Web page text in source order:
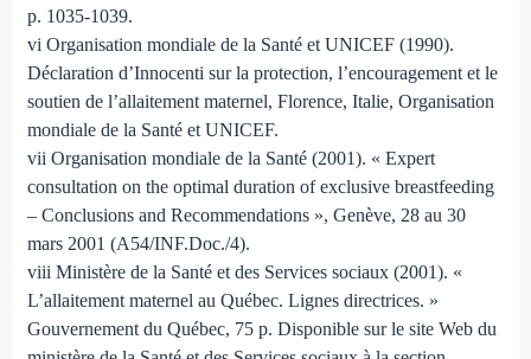
p. 1035-1039.
vi Organisation mondiale de la Santé et UNICEF (1990).
Déclaration d’Innocenti sur la protection, l’encouragement et le
soutien de l’allaitement maternel, Florence, Italie, Organisation
mondiale de la Santé et UNICEF.
vii Organisation mondiale de la Santé (2001). « Expert
consultation on the optimal duration of exclusive breastfeeding
– Conclusions and Recommendations », Genève, 28 au 30
mars 2001 (A54/INF.Doc./4).
viii Ministère de la Santé et des Services sociaux (2001). «
L’allaitement maternel au Québec. Lignes directrices. »
Gouvernement du Québec, 75 p. Disponible sur le site Web du